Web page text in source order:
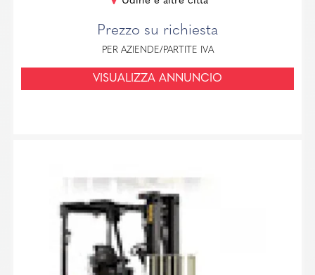
Prezzo su richiesta
PER AZIENDE/PARTITE IVA
VISUALIZZA ANNUNCIO